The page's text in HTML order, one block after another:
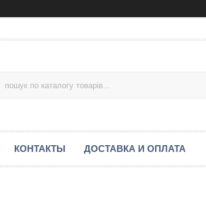
КОНТАКТЫ ДОСТАВКА И ОПЛАТА